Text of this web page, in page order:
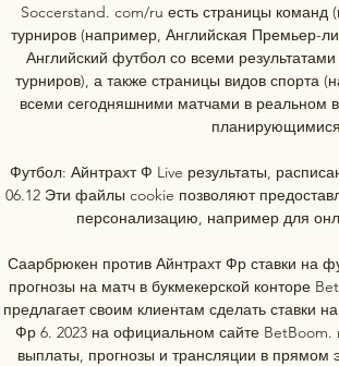
Soccerstand. com/ru есть страницы
турниров (например, Английская Премьер-
Английский футбол со всеми
турниров), а также страницы видов спорта
всеми сегодняшними матчами в реальном
Футбол: Айнтрахт Ф Live результаты,
06.12 Эти файлы cookie позволяют
персонализацию, например для
Саарбрюкен против Айнтрахт Фр ставки на
прогнозы на матч в букмекерской конторе
предлагает своим клиентам сделать ставки
Фр 6. 2023 на официальном сайте
выплаты, прогнозы и трансляции в